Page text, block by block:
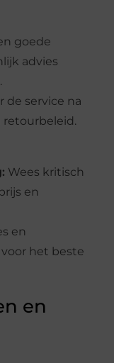
goede
advies
de service na
retourbeleid.
Wees kritisch
en
en
het beste
en